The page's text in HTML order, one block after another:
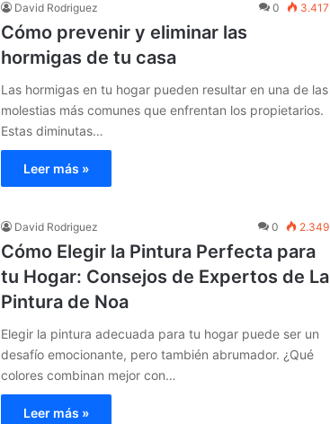
David Rodriguez 0 3.417
Cómo prevenir y eliminar las
hormigas de tu casa
Las hormigas en tu hogar pueden resultar en una de las
molestias más comunes que enfrentan los propietarios.
Estas diminutas…
Leer más »
David Rodriguez 0 2.349
Cómo Elegir la Pintura Perfecta para
tu Hogar: Consejos de Expertos de La
Pintura de Noa
Elegir la pintura adecuada para tu hogar puede ser un
desafío emocionante, pero también abrumador. ¿Qué
colores combinan mejor con…
Leer más »